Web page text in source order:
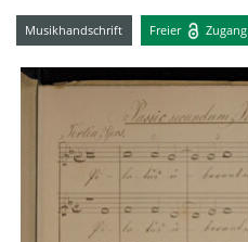
Musikhandschrift Freier Zugang